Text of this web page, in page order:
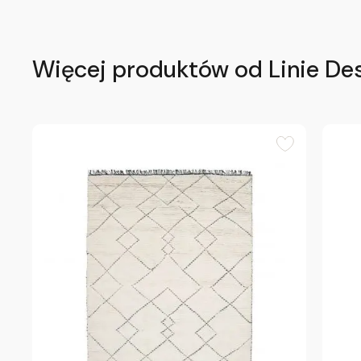
Więcej produktów od Linie